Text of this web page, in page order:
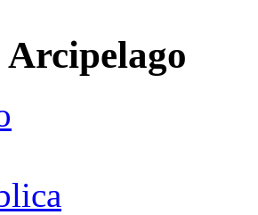
Arcipelago